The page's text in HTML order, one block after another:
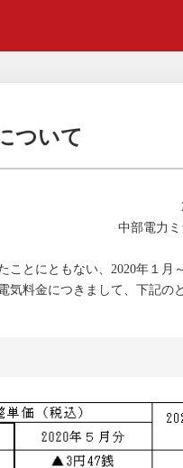
ついて
中部電力
ことにともない、2020年１月
気料金につきまして、下記の